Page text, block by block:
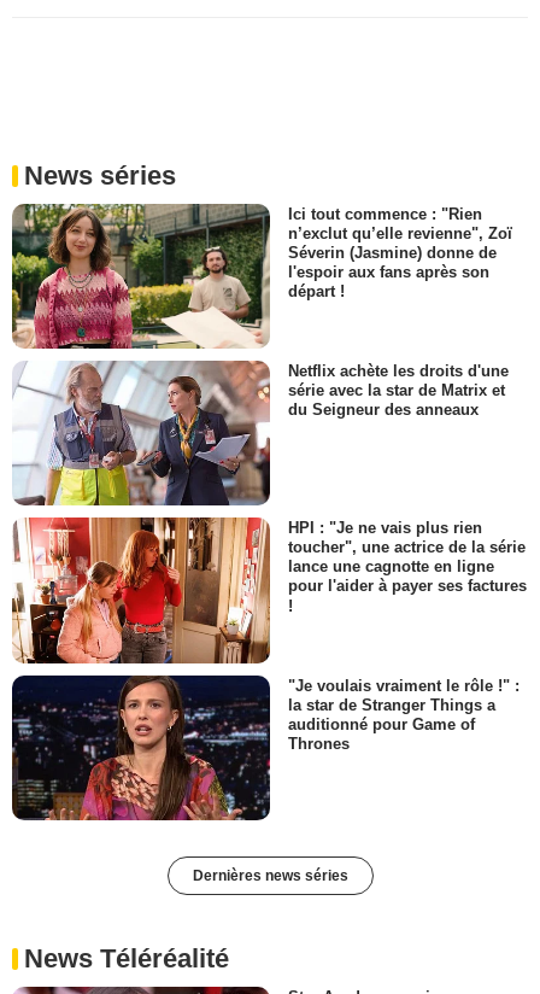
News séries
Ici tout commence : "Rien
n’exclut qu’elle revienne", Zoï
Séverin (Jasmine) donne de
l'espoir aux fans après son
départ !
Netflix achète les droits d'une
série avec la star de Matrix et
du Seigneur des anneaux
HPI : "Je ne vais plus rien
toucher", une actrice de la série
lance une cagnotte en ligne
pour l'aider à payer ses factures
!
"Je voulais vraiment le rôle !" :
la star de Stranger Things a
auditionné pour Game of
Thrones
Dernières news séries
News Téléréalité